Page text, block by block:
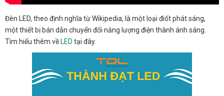
Đèn LED, theo định nghĩa từ Wikipedia, là một loại điốt phát sáng,
một thiết bị bán dẫn chuyển đổi năng lượng điện thành ánh sáng.
Tìm hiểu thêm về LED tại đây.